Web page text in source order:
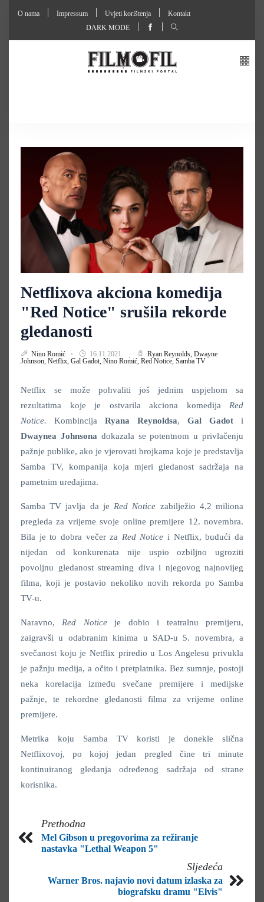
O nama Impressum Uvjeti korištenja
Kontakt
DARK MODE
Netflixova akciona komedija
"Red Notice" srušila rekorde
gledanosti
Nino Romić 16.11.2021. Ryan Reynolds, Dwayne
Johnson, Netflix, Gal Gadot, Nino Romić, Red Notice, Samba TV
Netflix se može pohvaliti još jednim uspjehom sa
rezultatima koje je ostvarila akciona komedija Red
Notice. Kombincija Ryana Reynoldsa, Gal Gadot i
Dwaynea Johnsona dokazala se potentnom u privlačenju
pažnje publike, ako je vjerovati brojkama koje je predstavlja
Samba TV, kompanija koja mjeri gledanost sadržaja na
pametnim uređajima.
Samba TV javlja da je Red Notice zabilježio 4,2 miliona
pregleda za vrijeme svoje online premijere 12. novembra.
Bila je to dobra večer za Red Noticei Netflix, budući da
nijedan od konkurenata nije uspio ozbiljno ugroziti
povoljnu gledanost streaming diva i njegovog najnovijeg
filma, koji je postavio nekoliko novih rekorda po Samba
TV-u.
Naravno, Red Noticeje dobio i teatralnu premijeru,
zaigravši u odabranim kinima u SAD-u 5. novembra, a
svečanost koju je Netflix priredio u Los Angelesu privukla
je pažnju medija, a očito i pretplatnika. Bez sumnje, postoji
neka korelacija između svečane premijere i medijske
pažnje, te rekordne gledanosti filma za vrijeme online
premijere.
Metrika koju Samba TV koristi je donekle slična
Netflixovoj, po kojoj jedan pregled čine tri minute
kontinuiranog gledanja određenog sadržaja od strane
korisnika.
Prethodna
Mel Gibson u pregovorima za režiranje
nastavka "Lethal Weapon 5"
Sljedeća
Warner Bros. najavio novi datum izlaska za
biografsku dramu "Elvis"